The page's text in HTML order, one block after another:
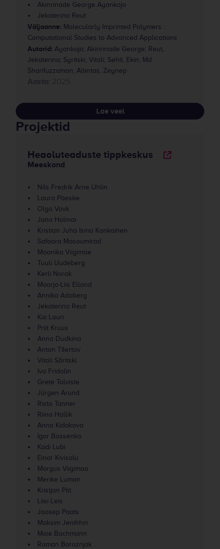
Akinrinade George Ayankojo
Jekaterina Reut
Väljaanne: Molecularly Imprinted Polymers :
Computational Studies to Advanced Applications
Autorid: Ayankojo, Akinrinade George; Reut,
Jekaterina; Syritski, Vitali; Sehit, Ekin; Md
Sharifuzzaman; Altintas, Zeynep
Lae veel
Projektid
Heaoluteaduste tippkeskus
Meeskond
Nils Fredrik Arne Uhlin
Laura Päeske
Olga Vovk
Jana Holmar
Kristian Juha Ismo Kankainen
Safoora Masoumirad
Moonika Viigimäe
Tuuli Uudeberg
Kerli Norak
Maarja-Liis Elland
Annika Adoberg
Jekaterina Reut
Kai Lauri
Priit Kruus
Anna Dudkina
Anton Tšertov
Vitali Sõritski
Ivo Fridolin
Grete Talviste
Jürgen Arund
Risto Tanner
Riina Hallik
Anna Kidakova
Igor Bossenko
Kadi Lubi
Einar Kivisalu
Margus Viigimaa
Merike Luman
Kristjan Pilt
Liisi Leis
Joosep Paats
Maksim Jenihhin
Maie Bachmann
Roman Boroznjak